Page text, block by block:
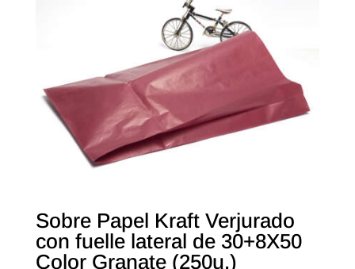
Sobre Papel Kraft Verjurado
con fuelle lateral de 30+8X50
Color Granate (250u.)